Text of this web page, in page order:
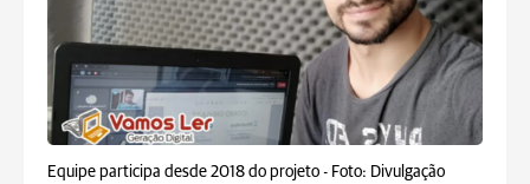
Equipe participa desde 2018 do projeto - Foto: Divulgação